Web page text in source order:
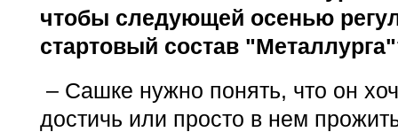
чтобы следующей осенью
стартовый состав
– Сашке нужно понять, что он
достичь или просто в нем